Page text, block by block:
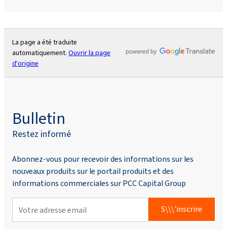
La page a été traduite
automatiquement. Ouvrir la page
d'origine
Bulletin
Restez informé
Abonnez-vous pour recevoir des informations sur les
nouveaux produits sur le portail produits et des
informations commerciales sur PCC Capital Group
S\\\'inscrire